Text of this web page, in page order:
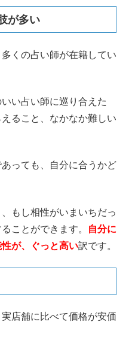
が多い
くの占い師が在籍してい
い占い師に巡り合えた
ること、なかなか難しい
っても、自分に合うかど
もし相性がいまいちだっ
ことができます。
自分に
が、ぐっと高い訳です。
店舗に比べて価格が安価